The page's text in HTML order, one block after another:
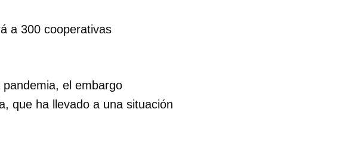
a 300 cooperativas
el embargo
que ha llevado a una situación